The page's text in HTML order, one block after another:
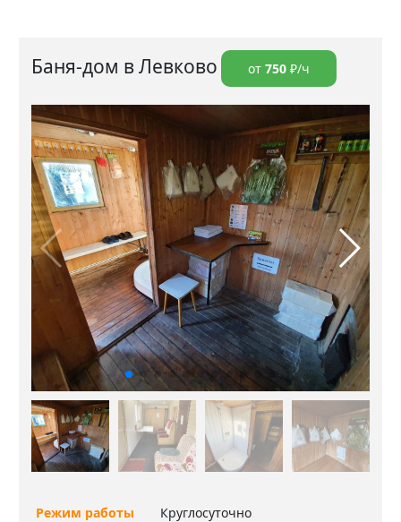
Баня-дом в Левково от 750 ₽/ч
Режим работы
Круглосуточно